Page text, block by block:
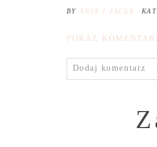
BY ANIA I JACEK
POKAŻ
Dodaj komentarz